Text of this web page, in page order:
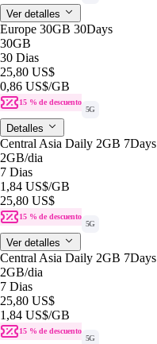
Ver detalles
Europe 30GB 30Days
30GB
30 Dias
25,80 US$
0,86 US$/GB
15 % de descuento
5G
Detalles
Central Asia Daily 2GB 7Days
2GB/dia
7 Dias
1,84 US$/GB
25,80 US$
15 % de descuento
5G
Ver detalles
Central Asia Daily 2GB 7Days
2GB/dia
7 Dias
25,80 US$
1,84 US$/GB
15 % de descuento
5G